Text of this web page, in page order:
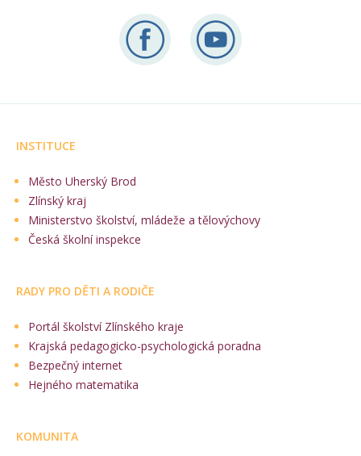
INSTITUCE
Město Uherský Brod
Zlínský kraj
Ministerstvo školství, mládeže a tělovýchovy
Česká školní inspekce
RADY PRO DĚTI A RODIČE
Portál školství Zlínského kraje
Krajská pedagogicko-psychologická poradna
Bezpečný internet
Hejného matematika
KOMUNITA